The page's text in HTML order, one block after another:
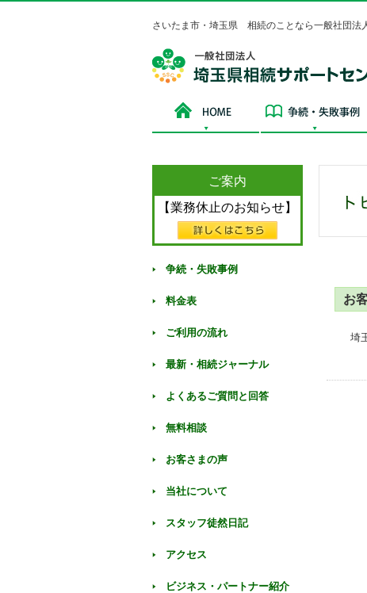
さいたま市・埼玉県 相続のことなら一般社団法
HOME
お
埼
ご案内
【業務休止のお知らせ】
争続・失敗事例
料金表
ご利用の流れ
最新・相続ジャーナル
よくあるご質問と回答
無料相談
お客さまの声
当社について
スタッフ徒然日記
アクセス
ビジネス・パートナー紹介